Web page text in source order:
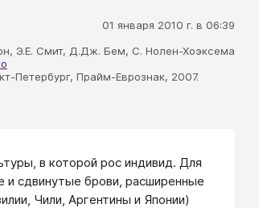
01 января 2010 г. в 06:39
Э.Е. Смит, Д.Дж. Бем, С. Нолен-Хоэксема
Петербург, Прайм-Еврознак, 2007.
в которой рос индивид. Для
и сдвинутые брови, расширенные
Чили, Аргентины и Японии)